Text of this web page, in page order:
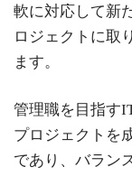
軟に対応して新
ロジェクトに取
ます。
管理職を目指す
プロジェクトを
であり、バラン